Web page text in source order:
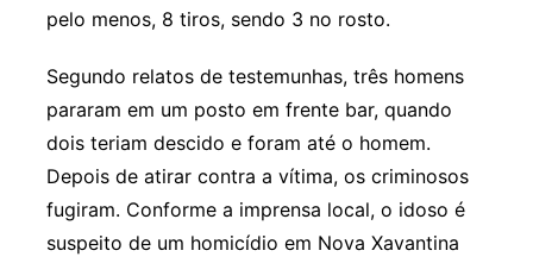
pelo menos, 8 tiros, sendo 3 no rosto.
Segundo relatos de testemunhas, três homens
pararam em um posto em frente bar, quando
dois teriam descido e foram até o homem.
Depois de atirar contra a vítima, os criminosos
fugiram. Conforme a imprensa local, o idoso é
suspeito de um homicídio em Nova Xavantina